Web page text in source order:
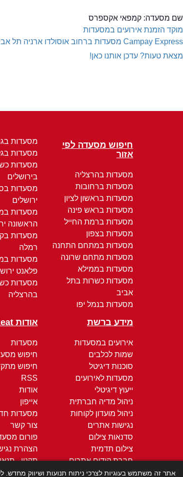
שם מסעדה: קמפאי אקספרס
מוקד הזמנת אירועים במסעדות
Campay Express מסעדות ברחוב אוסולדו ארניה תל
מצאת טעות? עדכן אותנו כאן!
חיפוש מסעדה לפי
אזור
מסעדות בהרצליה
מסעדות ברחובות
מסעדות בראשון לציון
מסעדות בראש פינה
מסעדות ברמת החייל
מסעדות בצפון
מסעדות במתחם התחנה
מסעדות מתחם שרונה
מסעדות בממילא
מסעדות כשרות בתל
אביב
מסעדות בנמל יפו
מסעדות
מסעדות
מסעדות
בירושלים
מסעדות
ירושלים
מסעדות
הראשונה
מסעדות
רמלה
מסעדות
פלאנט
מסעדות
בהרצליה
מידע ברשת
אירועים במסעדות
שמות לכלבים
סוכנות דיגיטל
מסעדות לאירועים
ייעוץ דיגיטלי
ניהול מדיה חברתית
ניהול מועדון לקוחות
נגישות אתרים
סדנאות צילום
צילום תדמית
חברת קידום אתרים
קידום ממומן
אודות 2eat
מסעדות
חיפוש
חיפוש
RSS
אודות
אייפון
מסעדות
צור קשר
פורום
הצהרת
תקנון -
מדיניות
אתר זה משתמש בעוגיות לצרכי ניתוח תנועות ושיווק מחדש.